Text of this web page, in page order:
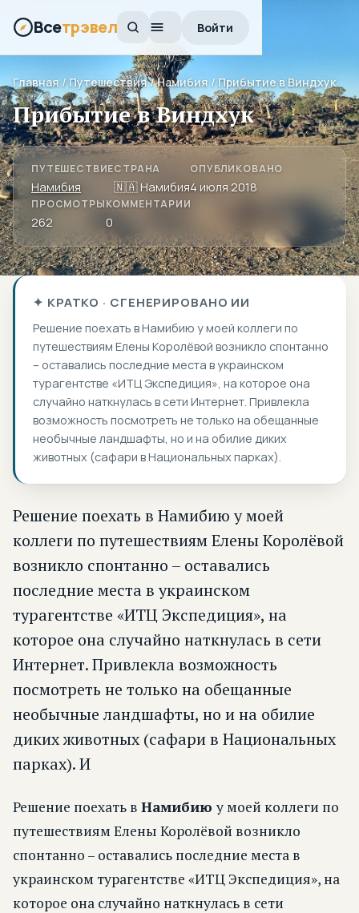
Всетрэвел Войти
Главная /Путешествия/Намибия/ Прибытие в Виндхук
Прибытие в Виндхук
ПУТЕШЕСТВИЕ
Намибия
СТРАНА
🇳🇦 Намибия
ОПУБЛИКОВАНО
4 июля 2018
ПРОСМОТРЫ
262
КОММЕНТАРИИ
0
✦ КРАТКО · СГЕНЕРИРОВАНО ИИ
Решение поехать в Намибию у моей коллеги по
путешествиям Елены Королёвой возникло спонтанно
– оставались последние места в украинском
турагентстве «ИТЦ Экспедиция», на которое она
случайно наткнулась в сети Интернет. Привлекла
возможность посмотреть не только на обещанные
необычные ландшафты, но и на обилие диких
животных (сафари в Национальных парках).
Решение поехать в Намибию у моей
коллеги по путешествиям Елены Королёвой
возникло спонтанно – оставались
последние места в украинском
турагентстве «ИТЦ Экспедиция», на
которое она случайно наткнулась в сети
Интернет. Привлекла возможность
посмотреть не только на обещанные
необычные ландшафты, но и на обилие
диких животных (сафари в Национальных
парках). И
Решение поехать в Намибию у моей коллеги по
путешествиям Елены Королёвой возникло
спонтанно – оставались последние места в
украинском турагентстве «ИТЦ Экспедиция», на
которое она случайно наткнулась в сети